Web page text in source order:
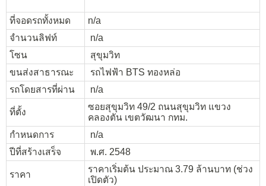
ที่จอดรถทั้งหมด
n/a
จำนวนลิฟท์
n/a
โซน
สุขุมวิท
ขนส่งสาธารณะ
รถไฟฟ้า BTS ทองหล่อ
รถโดยสารที่ผ่าน
n/a
ที่ตั้ง
ซอยสุขุมวิท 49/2 ถนนสุขุมวิท แขวง
คลองตัน เขตวัฒนา กทม.
กำหนดการ
n/a
ปีที่สร้างเสร็จ
พ.ศ. 2548
ราคา
ราคาเริ่มต้น ประมาณ 3.79 ล้านบาท (ช่วง
เปิดตัว)